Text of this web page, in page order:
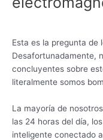
Esta es la pregunta de
Desafortunadamente,
concluyentes sobre
literalmente somos
La mayoría de
las 24 horas del día,
inteligente conectado